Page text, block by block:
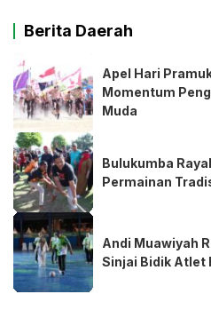
Berita Daerah
Apel Hari
Momentum
Muda
Bulukumba
Permainan
Andi Muawiyah
Sinjai Bidik Atlet